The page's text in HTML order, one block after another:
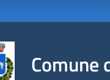
Comune